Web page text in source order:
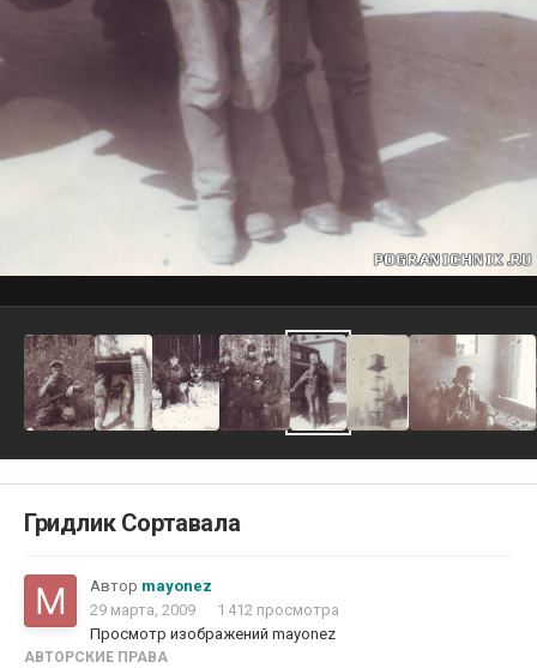
Гридлик Сортавала
Автор mayonez
29 марта, 2009
1 412 просмотра
Просмотр изображений mayonez
АВТОРСКИЕ ПРАВА